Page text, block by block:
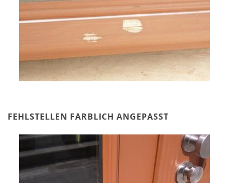
FEHLSTELLEN FARBLICH ANGEPASST